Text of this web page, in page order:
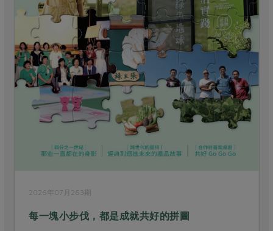
2026年07月263期
每一塊小步伐，都是成就共好的拼圖